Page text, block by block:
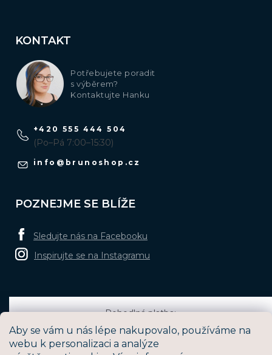
Aby se vám u nás lépe nakupovalo, používáme na
webu k personalizaci a analýze
KONTAKT
Potřebujete poradit
s výběrem?
Kontaktujte Hanku
info @ brunoshop.cz
+420 555 444 504
(Po–Pá 7:00–15:30)
POZNEJME SE BLÍŽE
Sledujte nás na Facebooku
Inspirujte se na Instagramu
Pohodlná platba: